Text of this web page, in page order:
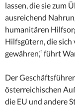
lassen, die sie zum
ausreichend
humanitären
Hilfsgütern, die sich
gewähren,“ führt
Der
österreichischen
die EU und andere